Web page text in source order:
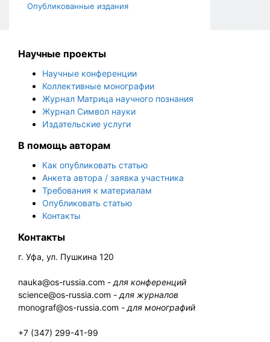
Опубликованные издания
Научные проекты
Научные конференции
Коллективные монографии
Журнал Матрица научного познания
Журнал Символ науки
Издательские услуги
В помощь авторам
Как опубликовать статью
Анкета автора / заявка участника
Требования к материалам
Опубликовать статью
Контакты
Контакты
г. Уфа, ул. Пушкина 120
nauka@os-russia.com - для конференций
science@os-russia.com - для журналов
monograf@os-russia.com - для монографий
+7 (347) 299-41-99